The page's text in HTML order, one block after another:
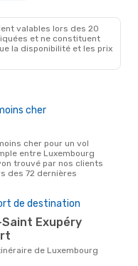
valables lors des 20
et ne constituent
la disponibilité et les prix
cher
entre Luxembourg
trouvé par nos clients
des 72 dernières
de destination